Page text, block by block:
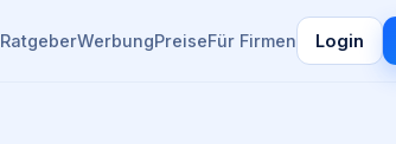
RatgeberWerbungPreiseFür Firmen Login